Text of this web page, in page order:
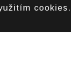
cookies .